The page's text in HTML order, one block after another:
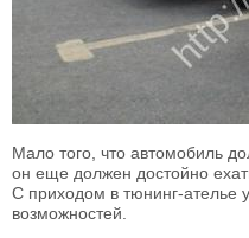
Мало того, что автомобиль
он еще должен достойно
С приходом в тюнинг-ателье
возможностей.